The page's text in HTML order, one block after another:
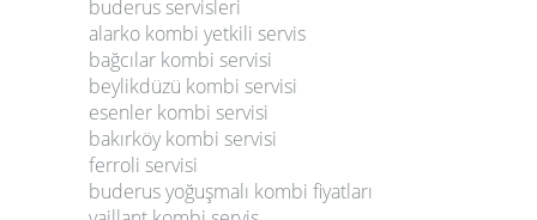
buderus servisleri
alarko kombi yetkili servis
bağcılar kombi servisi
beylikdüzü kombi servisi
esenler kombi servisi
bakırköy kombi servisi
ferroli servisi
buderus yoğuşmalı kombi fiyatları